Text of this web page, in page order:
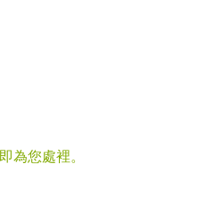
為您處裡。